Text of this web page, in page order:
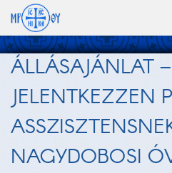
ÁLLÁSAJÁNLAT –
JELENTKEZZEN
NAGYDOBOSI